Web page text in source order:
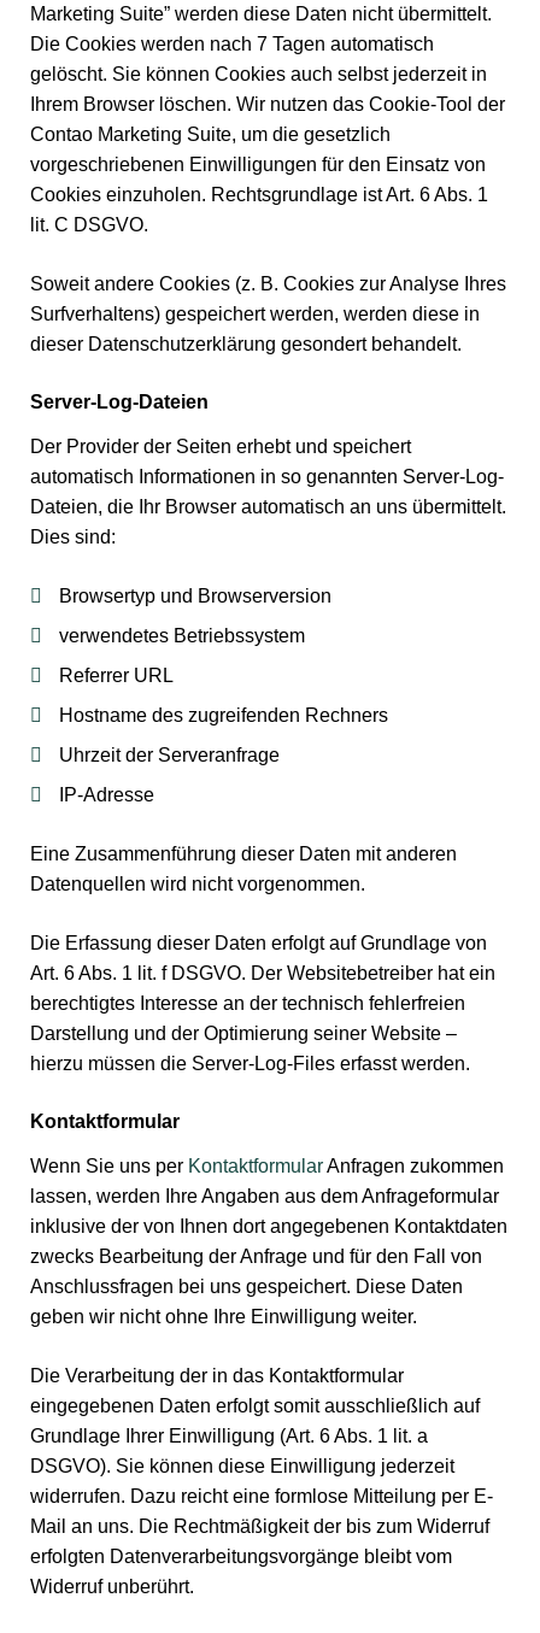
Marketing Suite” werden diese Daten nicht übermittelt.
Die Cookies werden nach 7 Tagen automatisch
gelöscht. Sie können Cookies auch selbst jederzeit in
Ihrem Browser löschen. Wir nutzen das Cookie-Tool der
Contao Marketing Suite, um die gesetzlich
vorgeschriebenen Einwilligungen für den Einsatz von
Cookies einzuholen. Rechtsgrundlage ist Art. 6 Abs. 1
lit. C DSGVO.
Soweit andere Cookies (z. B. Cookies zur Analyse Ihres
Surfverhaltens) gespeichert werden, werden diese in
dieser Datenschutzerklärung gesondert behandelt.
Server-Log-Dateien
Der Provider der Seiten erhebt und speichert
automatisch Informationen in so genannten Server-Log-
Dateien, die Ihr Browser automatisch an uns übermittelt.
Dies sind:
Browsertyp und Browserversion
verwendetes Betriebssystem
Referrer URL
Hostname des zugreifenden Rechners
Uhrzeit der Serveranfrage
IP-Adresse
Eine Zusammenführung dieser Daten mit anderen
Datenquellen wird nicht vorgenommen.
Die Erfassung dieser Daten erfolgt auf Grundlage von
Art. 6 Abs. 1 lit. f DSGVO. Der Websitebetreiber hat ein
berechtigtes Interesse an der technisch fehlerfreien
Darstellung und der Optimierung seiner Website –
hierzu müssen die Server-Log-Files erfasst werden.
Kontaktformular
Wenn Sie uns per KontaktformularAnfragen zukommen
lassen, werden Ihre Angaben aus dem Anfrageformular
inklusive der von Ihnen dort angegebenen Kontaktdaten
zwecks Bearbeitung der Anfrage und für den Fall von
Anschlussfragen bei uns gespeichert. Diese Daten
geben wir nicht ohne Ihre Einwilligung weiter.
Die Verarbeitung der in das Kontaktformular
eingegebenen Daten erfolgt somit ausschließlich auf
Grundlage Ihrer Einwilligung (Art. 6 Abs. 1 lit. a
DSGVO). Sie können diese Einwilligung jederzeit
widerrufen. Dazu reicht eine formlose Mitteilung per E-
Mail an uns. Die Rechtmäßigkeit der bis zum Widerruf
erfolgten Datenverarbeitungsvorgänge bleibt vom
Widerruf unberührt.